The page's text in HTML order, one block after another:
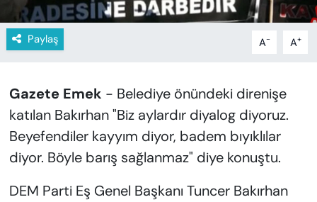
Paylaş A- A+
Gazete Emek - Belediye önündeki direnişe
katılan Bakırhan "Biz aylardır diyalog diyoruz.
Beyefendiler kayyım diyor, badem bıyıklılar
diyor. Böyle barış sağlanmaz" diye konuştu.
DEM Parti Eş Genel Başkanı Tuncer Bakırhan
KÜLTÜR-SANAT
MAGAZİN
YAZAR KÖŞESİ
SİYASET
VAN VE DİYARBAKIR HABERLERİ